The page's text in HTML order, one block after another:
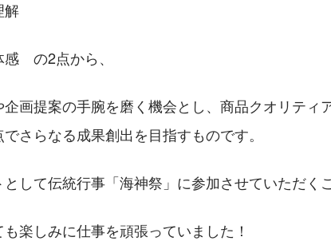
解
　の2点から、
画提案の手腕を磨く機会とし、商品クオリティ
さらなる成果創出を目指すものです。
して伝統行事「海神祭」に参加させていただく
楽しみに仕事を頑張っていました！